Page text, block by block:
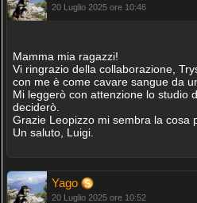
20 Luglio 2025 ore 10:46
Mamma mia ragazzi!
Vi ringrazio della collaborazione,
con me è come cavare sangue da
Mi leggerò con attenzione lo studio
deciderò.
Grazie Leopizzo mi sembra la cosa
Un saluto, Luigi.
Yago
20 Luglio 2025 ore 10:52